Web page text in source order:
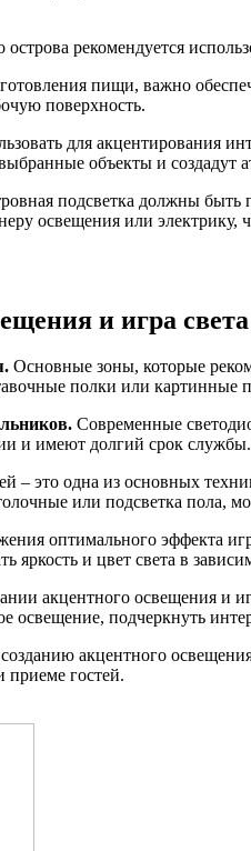
рекомендуется
пищи, важно
поверхность.
для акцентирования
объекты и создадут
подсветка должны
освещения или
и игра света
Основные зоны, которые
полки или
Современные
и имеют долгий срок
– это одна из основных
или подсветка пола,
оптимального эффекта
яркость и цвет света в
акцентного освещения и
освещение, подчеркнуть
акцентного
приеме гостей.